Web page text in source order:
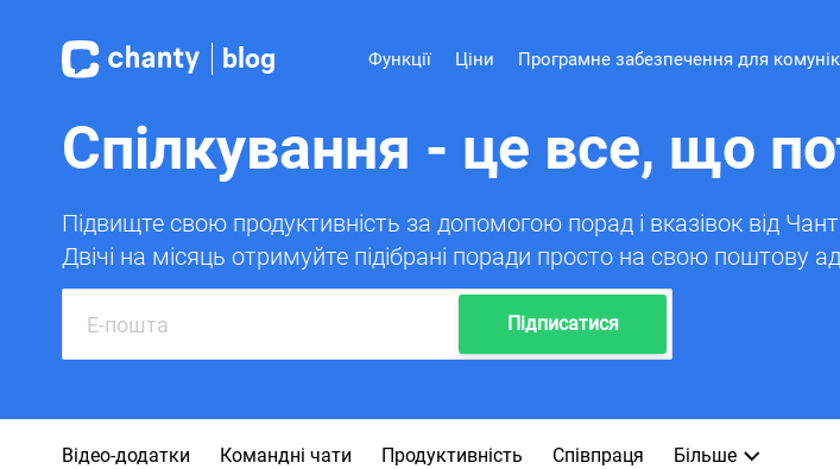
blog Функції Ціни Програмне забезпечення для
Спілкування - це все, що
Підвищте свою продуктивність за допомогою порад і вказівок від
Двічі на місяць отримуйте підібрані поради просто на свою поштову
Підписатися
Відео-додатки Командні чати Продуктивність Співпраця Більше